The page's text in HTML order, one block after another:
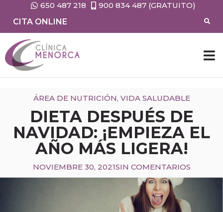
650 487 218
900 834 487 (GRATUITO)
CITA ONLINE
ÁREA DE NUTRICIÓN, VIDA SALUDABLE
DIETA DESPUÉS DE
NAVIDAD: ¡EMPIEZA EL
AÑO MÁS LIGERA!
NOVIEMBRE 30, 2021SIN COMENTARIOS